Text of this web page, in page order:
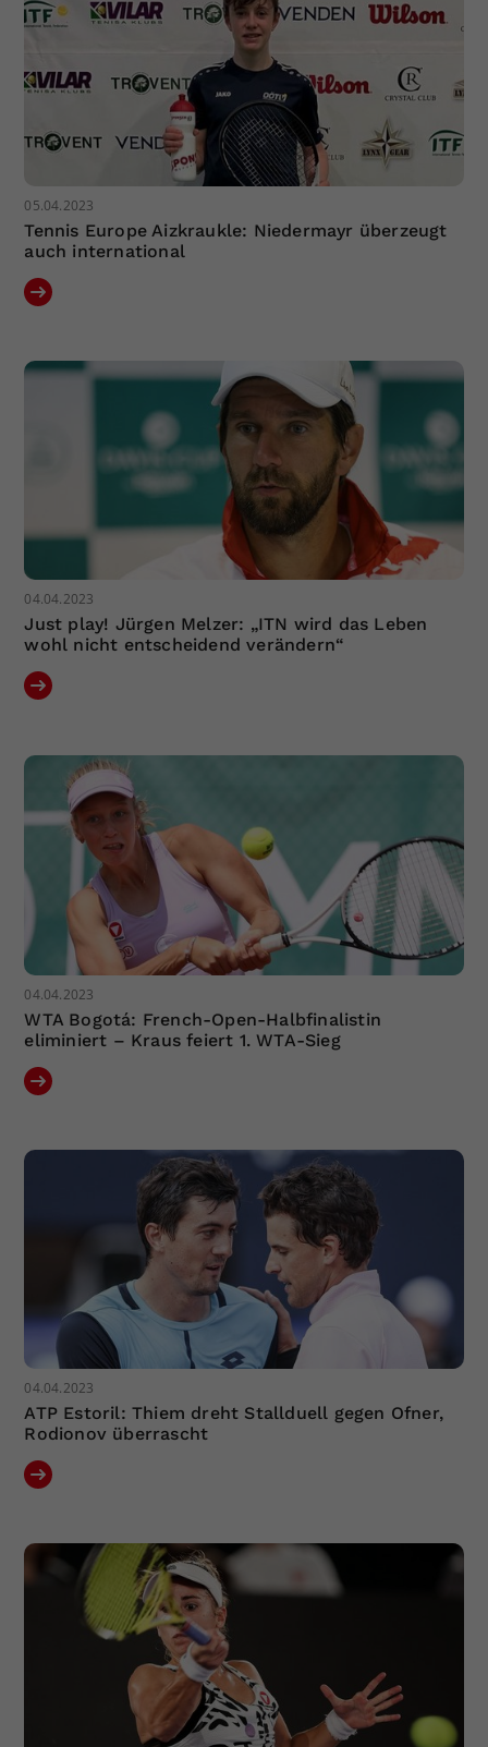
05.04.2023
Tennis Europe Aizkraukle: Niedermayr überzeugt
auch international
04.04.2023
Just play! Jürgen Melzer: „ITN wird das Leben
wohl nicht entscheidend verändern“
04.04.2023
WTA Bogotá: French-Open-Halbfinalistin
eliminiert – Kraus feiert 1. WTA-Sieg
04.04.2023
ATP Estoril: Thiem dreht Stallduell gegen Ofner,
Rodionov überrascht